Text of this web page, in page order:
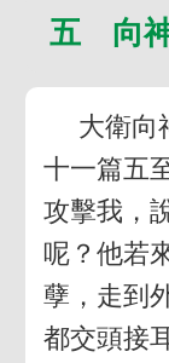
五 向神
大衛向
十一篇五
攻擊我，
呢？他若
孽，走到
都交頭接